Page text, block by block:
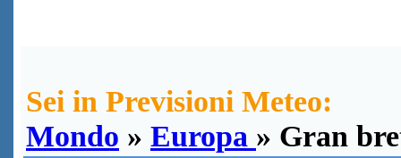
Sei in Previsioni Meteo:
Mondo » Europa » Gran